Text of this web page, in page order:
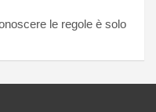
le regole è solo